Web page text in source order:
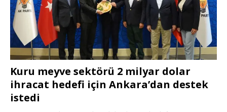
Kuru meyve sektörü 2 milyar dolar
ihracat hedefi için Ankara’dan destek
istedi